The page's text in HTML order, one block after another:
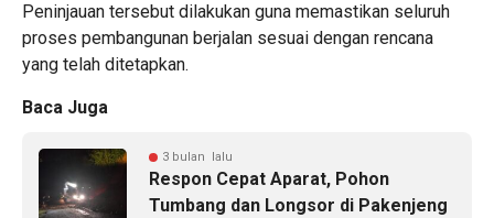
Peninjauan tersebut dilakukan guna memastikan seluruh
proses pembangunan berjalan sesuai dengan rencana
yang telah ditetapkan.
Baca Juga
3 bulan lalu
Respon Cepat Aparat, Pohon
Tumbang dan Longsor di Pakenjeng